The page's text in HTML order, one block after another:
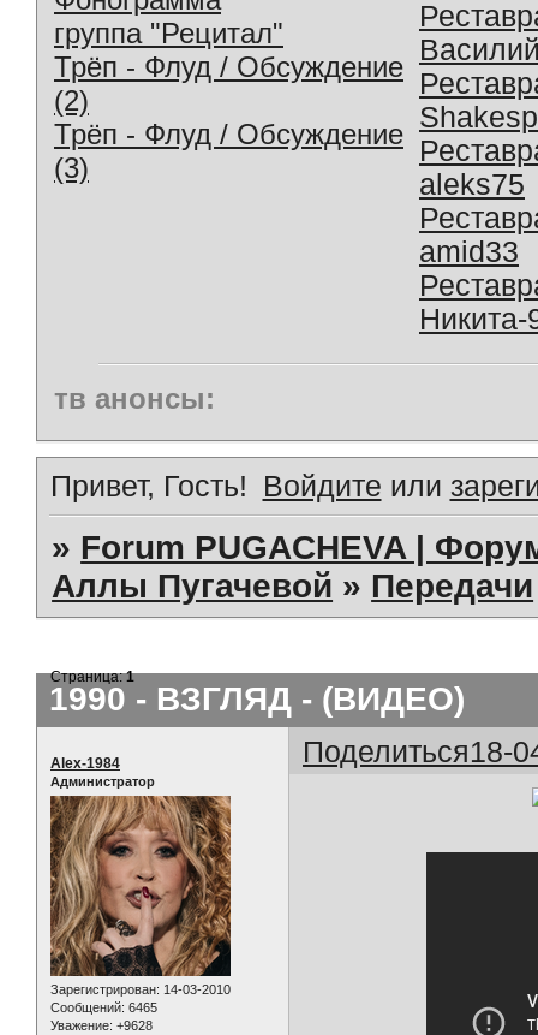
группа "Рецитал"
Трёп - Флуд / Обсуждение
(2)
Трёп - Флуд / Обсуждение
(3)
aleks75
amid33
Никита-
тв анонсы:
Привет, Гость! Войдите или
» Forum PUGACHEVA |
Аллы Пугачевой » Передачи
1990 - ВЗГЛЯД - (ВИДЕО)
Страница:1
Поделиться18-
Alex-1984
Администратор
Зарегистрирован: 14-03-2010
Сообщений: 6465
Уважение: +9628